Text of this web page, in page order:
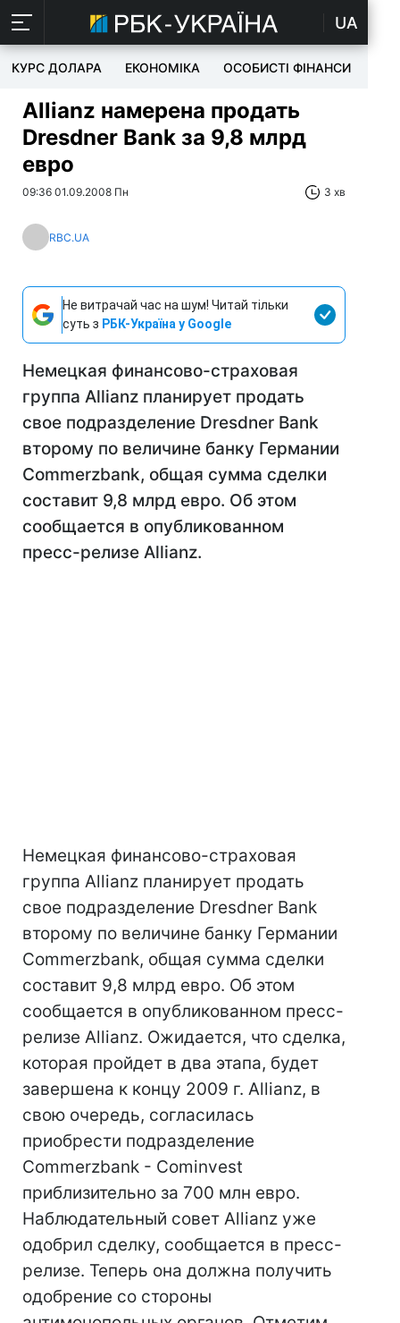
UA
КУРС ДОЛАРА ЕКОНОМІКА ОСОБИСТІ ФІНАНСИ
Allianz намерена продать
Dresdner Bank за 9,8 млрд
евро
09:36 01.09.2008 Пн 3 хв
RBC.UA
Не витрачай час на шум! Читай тільки
суть з РБК-Україна у Google
Немецкая финансово-страховая
группа Allianz планирует продать
свое подразделение Dresdner Bank
второму по величине банку Германии
Commerzbank, общая сумма сделки
составит 9,8 млрд евро. Об этом
сообщается в опубликованном
пресс-релизе Allianz.
Немецкая финансово-страховая
группа Allianz планирует продать
свое подразделение Dresdner Bank
второму по величине банку Германии
Commerzbank, общая сумма сделки
составит 9,8 млрд евро. Об этом
сообщается в опубликованном пресс-
релизе Allianz. Ожидается, что сделка,
которая пройдет в два этапа, будет
завершена к концу 2009 г. Allianz, в
свою очередь, согласилась
приобрести подразделение
Commerzbank - Cominvest
приблизительно за 700 млн евро.
Наблюдательный совет Allianz уже
одобрил сделку, сообщается в пресс-
релизе. Теперь она должна получить
одобрение со стороны